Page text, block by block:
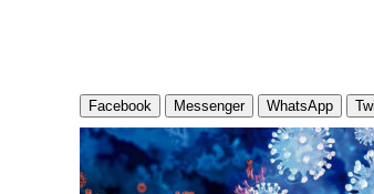
Facebook Messenger WhatsApp